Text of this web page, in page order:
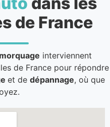
de France
interviennent
de France pour répondre
et de dépannage, où que